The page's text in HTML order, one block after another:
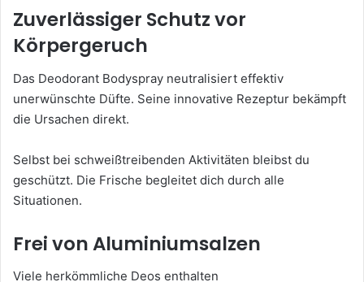
Zuverlässiger Schutz vor
Körpergeruch
Das Deodorant Bodyspray neutralisiert effektiv
unerwünschte Düfte. Seine innovative Rezeptur bekämpft
die Ursachen direkt.
Selbst bei schweißtreibenden Aktivitäten bleibst du
geschützt. Die Frische begleitet dich durch alle
Situationen.
Frei von Aluminiumsalzen
Viele herkömmliche Deos enthalten